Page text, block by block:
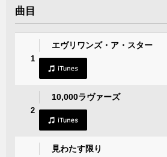
曲目
1
エヴリワンズ・ア・スター
2
10,000ラヴァーズ
見わたす限り